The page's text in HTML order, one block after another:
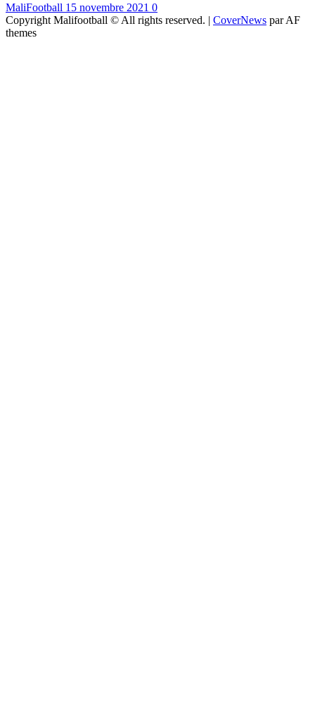
MaliFootball 15 novembre 2021 0
Copyright Malifootball © All rights reserved. | CoverNews par AF
themes